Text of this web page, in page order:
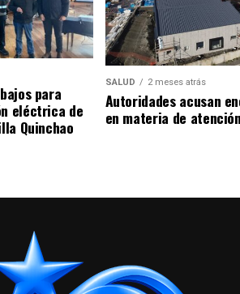
para
eléctrica de
Quinchao
SALUD 2 meses atrás
Autoridades acusan
en materia de